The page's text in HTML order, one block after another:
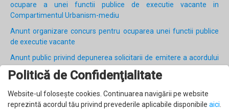
ocupare a unei functii publice de executie vacante in
Compartimentul Urbanism-mediu
Anunt organizare concurs pentru ocuparea unei functii publice
de executie vacante
Anunt public privind depunerea solicitarii de emitere a acordului
de mediu
Anunt convocare adunare proprietari de terenuri din Comuna
Ulma in vederea desemnarii a doi reprezentanti ai acestora in
Comisia Comunala de Fond Funciar
Politică de Confidenţialitate
Website-ul foloseşte cookies. Continuarea navigării pe website
reprezintă acordul tău privind prevederile aplicabile disponibile aici